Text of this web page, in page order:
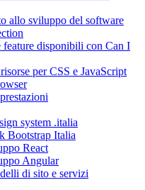
allo sviluppo del software
feature disponibili con Can I
per CSS e JavaScript
system .italia
Bootstrap Italia
React
Angular
di sito e servizi